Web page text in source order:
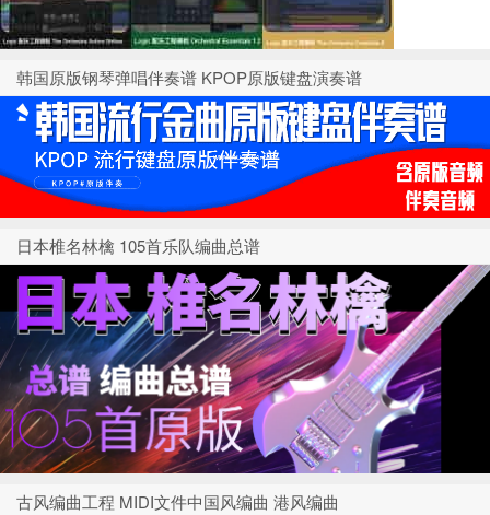
韩国原版钢琴弹唱伴奏谱 KPOP原版键盘演奏谱
日本椎名林檎 105首乐队编曲总谱
古风编曲工程 MIDI文件中国风编曲 港风编曲